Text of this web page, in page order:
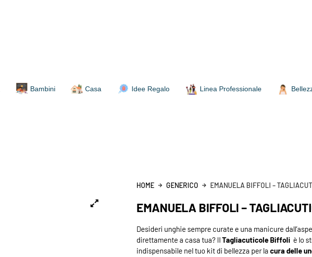
Bambini Casa Idee Regalo Linea Professionale
HOME GENERICO EMANUELA BIFFOLI –
EMANUELA BIFFOLI –
Desideri unghie sempre curate e una manicure
direttamente a casa tua? IlTagliacuticole Biffoli è lo
indispensabile nel tuo kit di bellezza per la cura delle